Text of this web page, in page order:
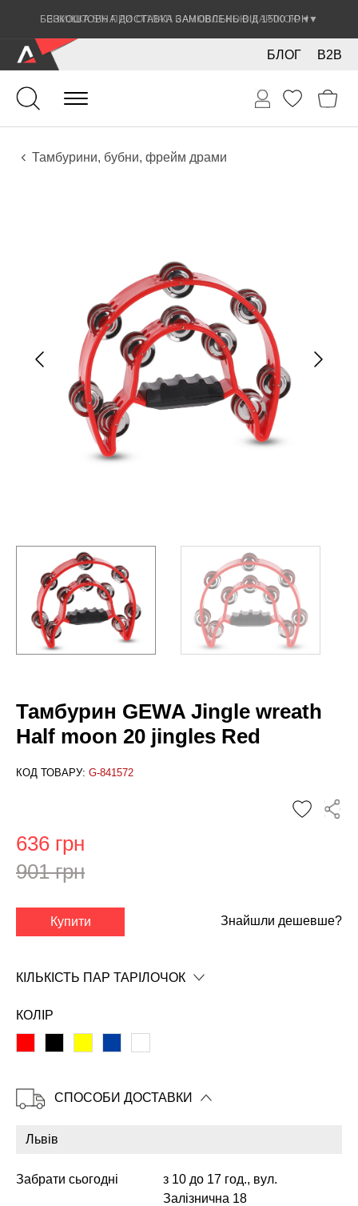
ЗНИЖКА 5% ПРИ ОПЛАТІ БАНКІВСЬКОЮ КАРТКОЮ ▼
B2B
БЛОГ
Ударні
Перкусія
Інструменти
Тамбурини, бубни, фрейм драми
Тамбурин GEWA Jingle wreath
Half moon 20 jingles Red
КОД ТОВАРУ: G-841572
Копіювати
636 грн
901 грн
Купити Знайшли дешевше?
КІЛЬКІСТЬ ПАР ТАРІЛОЧОК
КОЛІР
СПОСОБИ ДОСТАВКИ
Забрати сьогодні
з 10 до 17 год., вул.
Залізнична 18